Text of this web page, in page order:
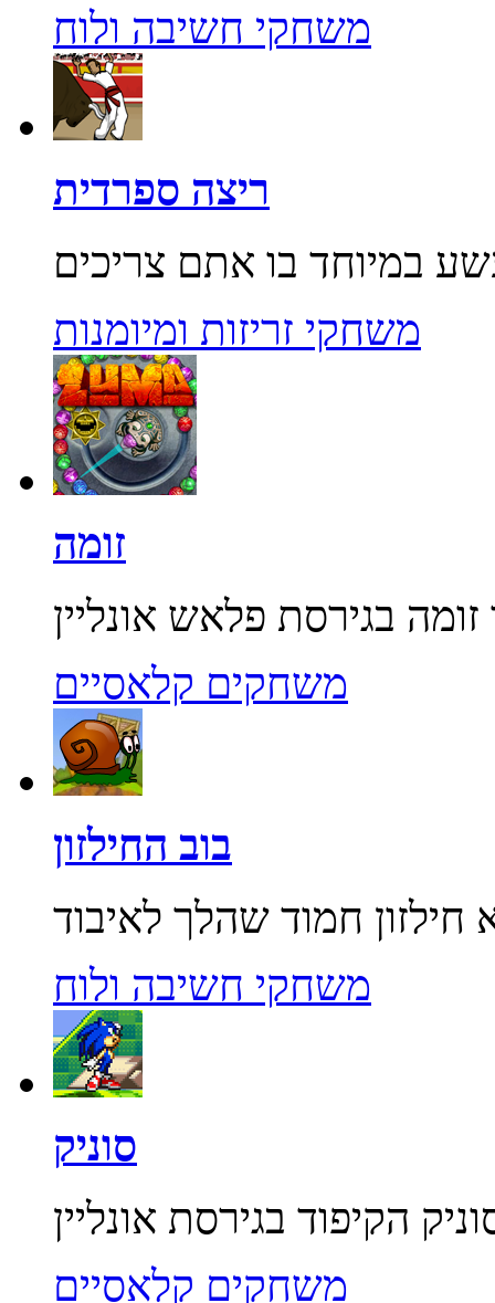
משחקי חשיבה ולוח
ריצה ספרדית
משחקי זריזות ומיומנות
זומה
משחקים קלאסיים
בוב החילזון
משחקי חשיבה ולוח
סוניק
משחקים קלאסיים